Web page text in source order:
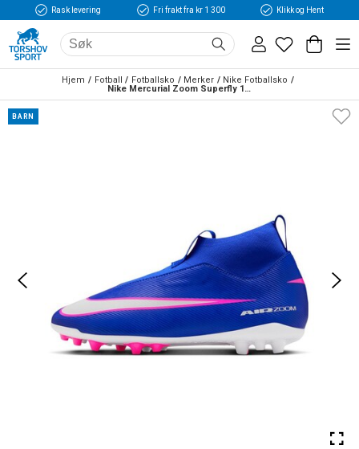
Rask levering Fri frakt fra kr 1 300 Klikk og Hent
Hjem Fotball Fotballsko Merker
Nike Fotballsko
Nike Mercurial Zoom Superfly 10 Academy Laceless AG Fotballsko Barn Attack
BARN